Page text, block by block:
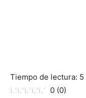
Tiempo de lectura: 5
0 (0)